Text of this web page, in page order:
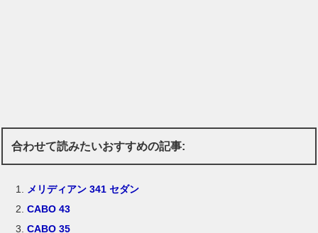
合わせて読みたいおすすめの記事:
メリディアン 341 セダン
CABO 43
CABO 35